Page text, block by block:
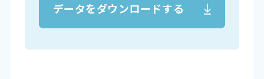
データをダウンロードする